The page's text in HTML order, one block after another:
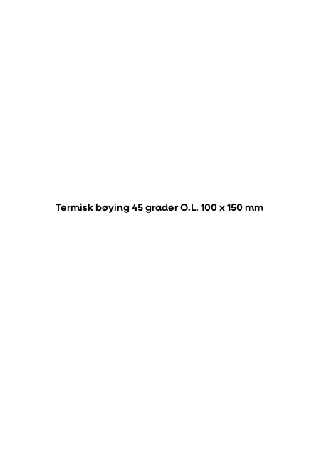
Termisk bøying 45 grader O.L. 100 x 150 mm